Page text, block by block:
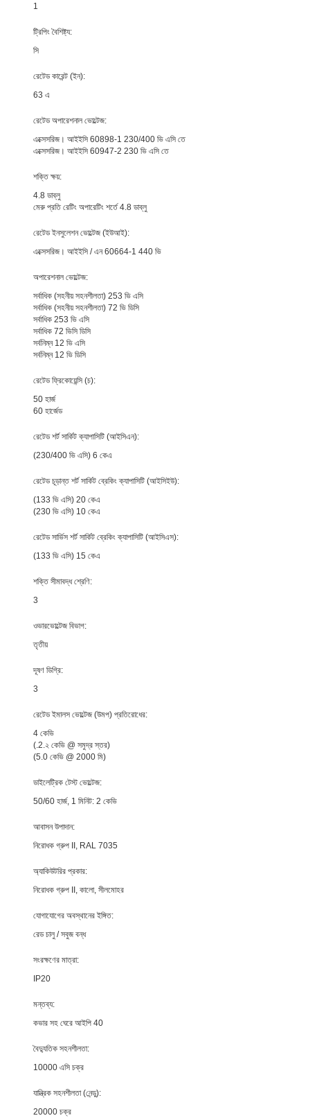
আমরা শীঘ্রই আপনাকে আবার কল করব!
1
ট্রিপিং বৈশিষ্ট্য:
সি
রেটেড কারেন্ট (ইন):
63 এ
রেটেড অপারেশনাল ভোল্টেজ:
এক্সেসরিজ। আইইসি 60898-1 230/400 ভি এসি তে
এক্সেসরিজ। আইইসি 60947-2 230 ভি এসি তে
শক্তি ক্ষয়:
4.8 ডাব্লু
মেরু প্রতি রেটিং অপারেটিং শর্তে 4.8 ডাব্লু
রেটেড ইনসুলেশন ভোল্টেজ (ইউআই):
এক্সেসরিজ। আইইসি / এন 60664-1 440 ভি
অপারেশনাল ভোল্টেজ:
সর্বাধিক (সহনীয় সহনশীলতা) 253 ভি এসি
সর্বাধিক (সহনীয় সহনশীলতা) 72 ভি ডিসি
সর্বাধিক 253 ভি এসি
সর্বাধিক 72 ভিসি ডিসি
সর্বনিম্ন 12 ভি এসি
সর্বনিম্ন 12 ভি ডিসি
রেটেড ফ্রিকোয়েন্সি (চ):
50 হার্জ
60 হার্জেড
রেটেড শর্ট সার্কিট ক্যাপাসিটি (আইসিএন):
(230/400 ভি এসি) 6 কেএ
রেটেড চূড়ান্ত শর্ট সার্কিট ব্রেকিং ক্যাপাসিটি (আইসিইউ):
(133 ভি এসি) 20 কেএ
(230 ভি এসি) 10 কেএ
রেটেড সার্ভিস শর্ট সার্কিট ব্রেকিং ক্যাপাসিটি (আইসিএস):
(133 ভি এসি) 15 কেএ
শক্তি সীমাবদ্ধ শ্রেণি:
3
ওভারভোল্টেজ বিভাগ:
তৃতীয়
দূষণ ডিগ্রি:
3
রেটেড ইমালস ভোল্টেজ (উমপ) প্রতিরোধের:
4 কেভি
(.2.২ কেভি @ সমুদ্র স্তর)
(5.0 কেভি @ 2000 মি)
ডাইলেট্রিক টেস্ট ভোল্টেজ:
50/60 হার্জ, 1 মিনিট: 2 কেভি
আবাসন উপাদান:
নিরোধক গ্রুপ II, RAL 7035
অ্যাকিউটরির প্রকার:
নিরোধক গ্রুপ II, কালো, সীলমোহর
যোগাযোগের অবস্থানের ইঙ্গিত:
রেড চালু / সবুজ বন্ধ
সংরক্ষণের মাত্রা:
IP20
মন্তব্য:
কভার সহ ঘেরে আইপি 40
বৈদ্যুতিক সহনশীলতা:
10000 এসি চক্র
যান্ত্রিক সহনশীলতা (নেন্ডু):
20000 চক্র